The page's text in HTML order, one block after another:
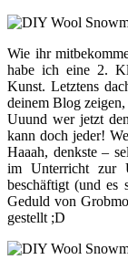
Wie ihr
habe ich eine 2.
Kunst. Letztens
deinem Blog
Uuund wer jetzt
kann doch jeder!
Haaah, denkste –
im Unterricht zur
beschäftigt (und es
Geduld von
gestellt ;D